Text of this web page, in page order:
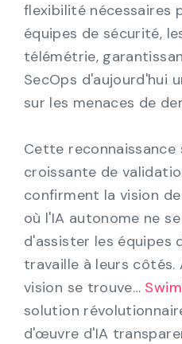
flexibilité nécessaires
équipes de sécurité,
télémétrie,
SecOps d'aujourd'hui
sur les menaces de
Cette reconnaissance
croissante de
confirment la vision
où l'IA autonome ne
d'assister les équipes
travaille à leurs
vision se trouve…
solution
d'œuvre d'IA